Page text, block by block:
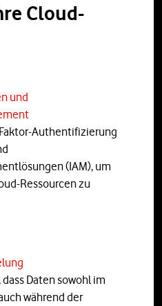
Cloud-
und
Authentifizierung
(IAM), um
Ressourcen zu
Daten sowohl im
während der